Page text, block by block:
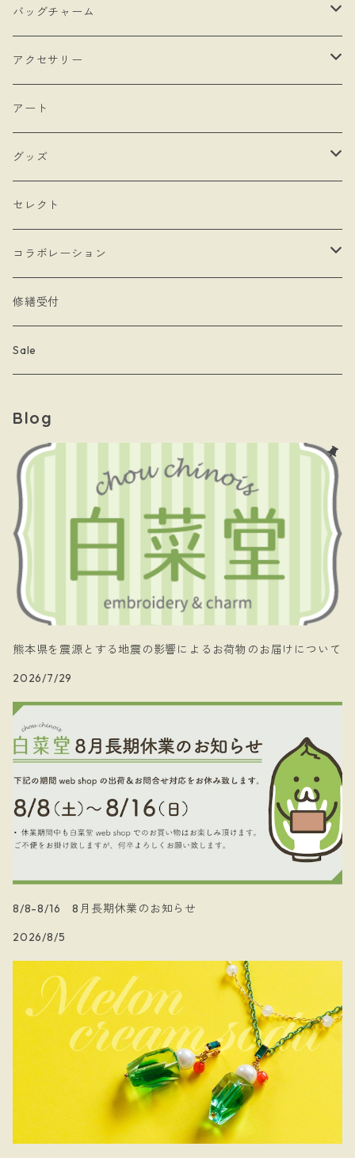
・抽選販売
- 馬
・bracket No.
- リボン
- モロッカンチャーム
- hand
- Drop Rose
- 本型チャーム
- Lady & Royal
- 月星夜
- papillon
- 暗黒騎士団
- 白菜堂 charm chain
- 白菜堂キャラクターズ
バッグチャーム
- ロゼットタイプ
- ネックレスタイプ
- シングルタイプ
- チェーン・カラビナ
アクセサリー
- ブローチ
- 耳飾り
- ネックレス
アート
グッズ
- バッグ
- ステッカー
- クリーナークロス
- 文房具
- ケース
セレクト
コラボレーション
limboussole
こまっちゃん
修繕受付
Sale
Blog
熊本県を震源とする地震の影響によるお荷物のお届けについて
2026/7/29
8/8-8/16 8月長期休業のお知らせ
2026/8/5